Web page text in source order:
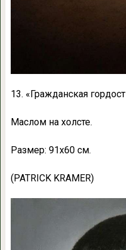
13. «Гражданская
Маслом на холсте.
Размер: 91х60 см.
(PATRICK KRAMER)